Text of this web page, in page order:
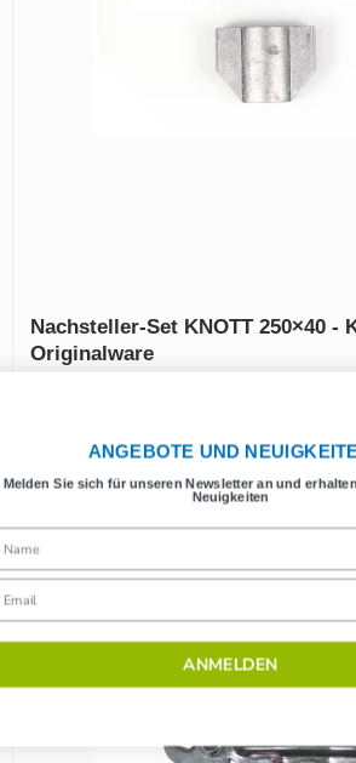
Nachsteller‑Set KNOTT 250×40 -
Originalware
(einschl. MwSt.)
Produkt anzeigen
ANGEBOTE UND
Melden Sie sich für unseren Newsletter an und
Neuigkeiten
ANMELDEN